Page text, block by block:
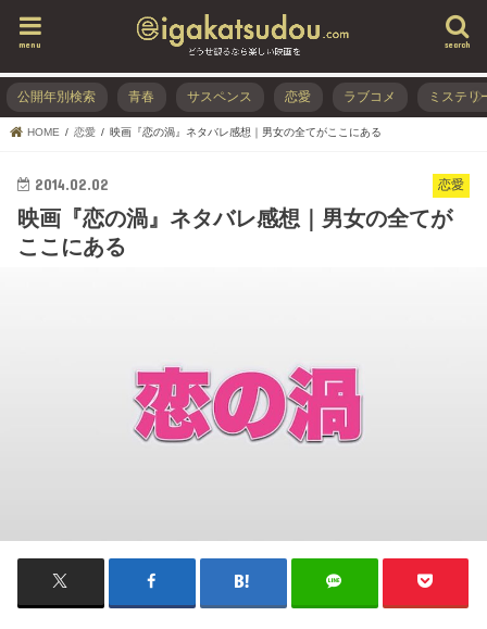
search
menu
公開年別検索 青春 サスペンス 恋愛 ラブコメ ミステリ
HOME 恋愛 映画『恋の渦』ネタバレ感想｜男女の全てがここにある
恋愛
2014.02.02
映画『恋の渦』ネタバレ感想｜男女の全てが
ここにある